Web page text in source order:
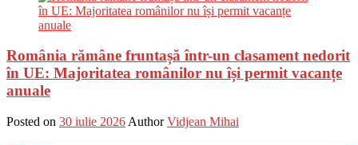
România rămâne fruntașă într-un clasament nedorit
în UE: Majoritatea românilor nu își permit vacanțe
anuale
Posted on 30 iulie 2026 Author Vidjean Mihai